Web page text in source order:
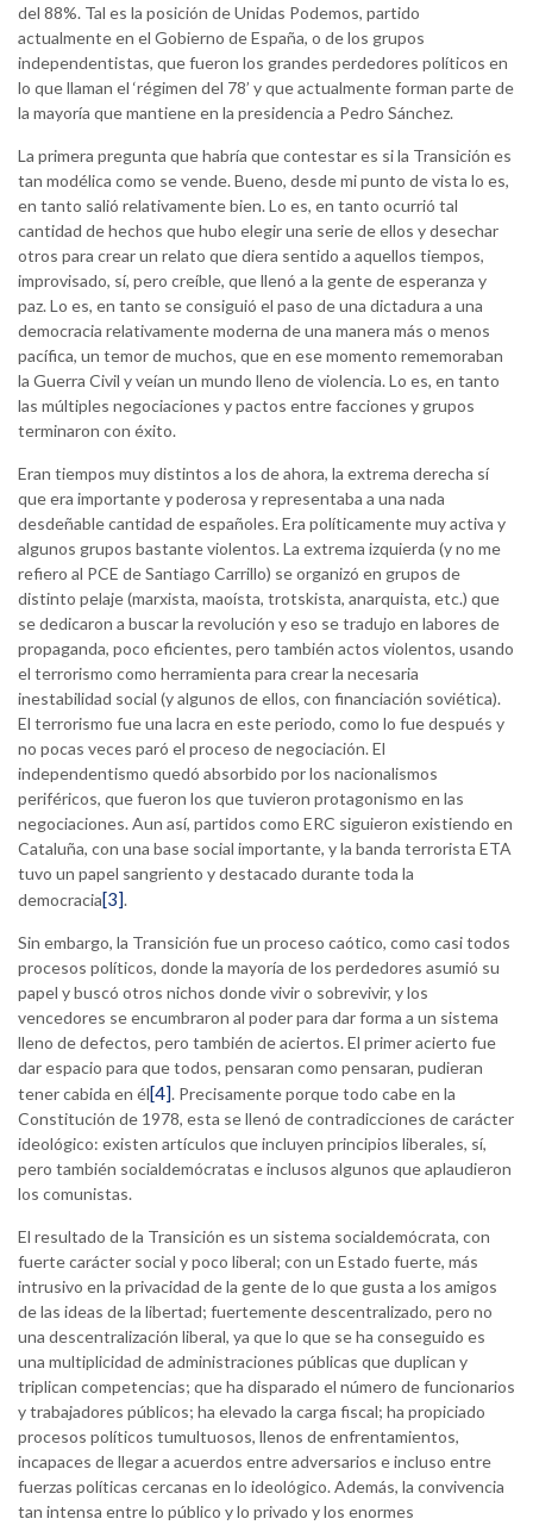
del 88%. Tal es la posición de Unidas Podemos, partido
actualmente en el Gobierno de España, o de los grupos
independentistas, que fueron los grandes perdedores políticos en
lo que llaman el ‘régimen del 78’ y que actualmente forman parte de
la mayoría que mantiene en la presidencia a Pedro Sánchez.
La primera pregunta que habría que contestar es si la Transición es
tan modélica como se vende. Bueno, desde mi punto de vista lo es,
en tanto salió relativamente bien. Lo es, en tanto ocurrió tal
cantidad de hechos que hubo elegir una serie de ellos y desechar
otros para crear un relato que diera sentido a aquellos tiempos,
improvisado, sí, pero creíble, que llenó a la gente de esperanza y
paz. Lo es, en tanto se consiguió el paso de una dictadura a una
democracia relativamente moderna de una manera más o menos
pacífica, un temor de muchos, que en ese momento rememoraban
la Guerra Civil y veían un mundo lleno de violencia. Lo es, en tanto
las múltiples negociaciones y pactos entre facciones y grupos
terminaron con éxito.
Eran tiempos muy distintos a los de ahora, la extrema derecha sí
que era importante y poderosa y representaba a una nada
desdeñable cantidad de españoles. Era políticamente muy activa y
algunos grupos bastante violentos. La extrema izquierda (y no me
refiero al PCE de Santiago Carrillo) se organizó en grupos de
distinto pelaje (marxista, maoísta, trotskista, anarquista, etc.) que
se dedicaron a buscar la revolución y eso se tradujo en labores de
propaganda, poco eficientes, pero también actos violentos, usando
el terrorismo como herramienta para crear la necesaria
inestabilidad social (y algunos de ellos, con financiación soviética).
El terrorismo fue una lacra en este periodo, como lo fue después y
no pocas veces paró el proceso de negociación. El
independentismo quedó absorbido por los nacionalismos
periféricos, que fueron los que tuvieron protagonismo en las
negociaciones. Aun así, partidos como ERC siguieron existiendo en
Cataluña, con una base social importante, y la banda terrorista ETA
tuvo un papel sangriento y destacado durante toda la
democracia[3].
Sin embargo, la Transición fue un proceso caótico, como casi todos
procesos políticos, donde la mayoría de los perdedores asumió su
papel y buscó otros nichos donde vivir o sobrevivir, y los
vencedores se encumbraron al poder para dar forma a un sistema
lleno de defectos, pero también de aciertos. El primer acierto fue
dar espacio para que todos, pensaran como pensaran, pudieran
tener cabida en él[4]. Precisamente porque todo cabe en la
Constitución de 1978, esta se llenó de contradicciones de carácter
ideológico: existen artículos que incluyen principios liberales, sí,
pero también socialdemócratas e inclusos algunos que aplaudieron
los comunistas.
El resultado de la Transición es un sistema socialdemócrata, con
fuerte carácter social y poco liberal; con un Estado fuerte, más
intrusivo en la privacidad de la gente de lo que gusta a los amigos
de las ideas de la libertad; fuertemente descentralizado, pero no
una descentralización liberal, ya que lo que se ha conseguido es
una multiplicidad de administraciones públicas que duplican y
triplican competencias; que ha disparado el número de funcionarios
y trabajadores públicos; ha elevado la carga fiscal; ha propiciado
procesos políticos tumultuosos, llenos de enfrentamientos,
incapaces de llegar a acuerdos entre adversarios e incluso entre
fuerzas políticas cercanas en lo ideológico. Además, la convivencia
tan intensa entre lo público y lo privado y los enormes